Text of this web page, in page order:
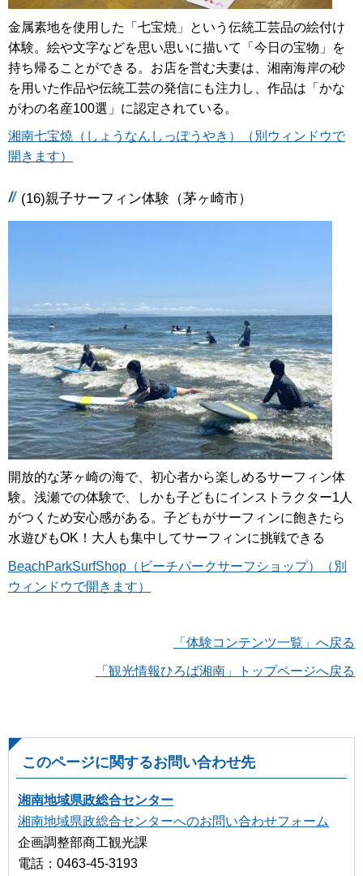
金属素地を使用した「七宝焼」という伝統工芸品の絵付け
体験。絵や文字などを思い思いに描いて「今日の宝物」を
持ち帰ることができる。お店を営む夫妻は、湘南海岸の砂
を用いた作品や伝統工芸の発信にも注力し、作品は「かな
がわの名産100選」に認定されている。
湘南七宝燒（しょうなんしっぽうやき）（別ウィンドウで
開きます）
(16)親子サーフィン体験（茅ヶ崎市）
開放的な茅ヶ崎の海で、初心者から楽しめるサーフィン体
験。浅瀬での体験で、しかも子どもにインストラクター1人
がつくため安心感がある。子どもがサーフィンに飽きたら
水遊びもOK！大人も集中してサーフィンに挑戦できる
BeachParkSurfShop（ビーチパークサーフショップ）（別
ウィンドウで開きます）
「体験コンテンツ一覧」へ戻る
「観光情報ひろば湘南」トップページへ戻る
このページに関するお問い合わせ先
湘南地域県政総合センター
湘南地域県政総合センターへのお問い合わせフォーム
企画調整部商工観光課
電話：0463-45-3193